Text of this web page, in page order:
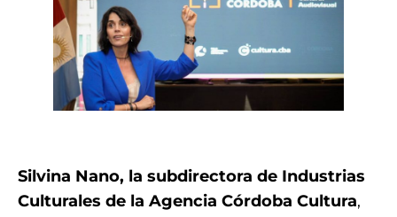
Silvina Nano, la subdirectora de Industrias
Culturales de la Agencia Córdoba Cultura,